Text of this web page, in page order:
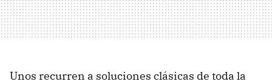
Unos recurren a soluciones clásicas de toda la